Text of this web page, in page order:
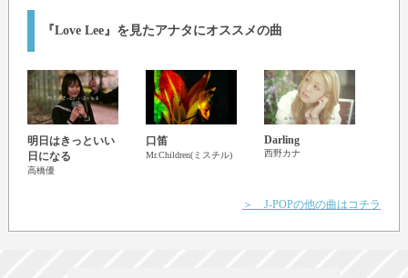
『Love Lee』を見たアナタにオススメの曲
明日はきっといい
日になる
高橋優
口笛
Mr.Children(ミスチル)
Darling
西野カナ
＞ J-POPの他の曲はコチラ